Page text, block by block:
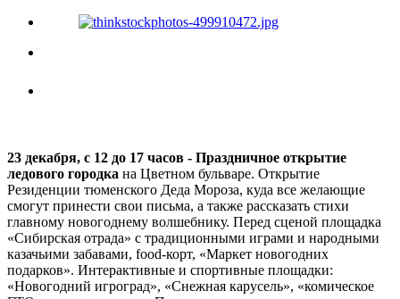
23 декабря, с 12 до 17 часов - Праздничное открытие
ледового городка на Цветном бульваре. Открытие
Резиденции тюменского Деда Мороза, куда все желающие
смогут принести свои письма, а также рассказать стихи
главному новогоднему волшебнику. Перед сценой площадка
«Сибирская отрада» с традиционными играми и народными
казачьими забавами, food-корт, «Маркет новогодних
подарков». Интерактивные и спортивные площадки:
«Новогодний игроград», «Снежная карусель», «комическое